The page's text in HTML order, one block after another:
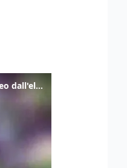
Frana lambisce le case di Auronzo, il video dall'elicottero dei vigili del fuoco